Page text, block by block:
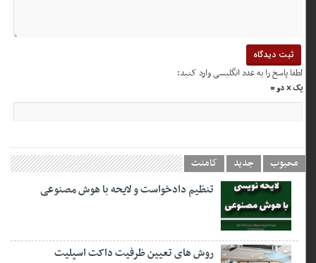
لطفا پاسخ را به عدد انگلیسی وارد کنید:
یک × دو =
محبوب جدید کامنت
تنظیم دادخواست و لایحه با هوش مصنوعی
روش های تعیین ظرفیت داکت اسپلیت